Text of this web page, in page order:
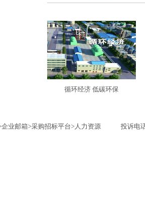
循环经济 低碳环保
企业邮箱>采购招标平台>人力资源 投诉电话：